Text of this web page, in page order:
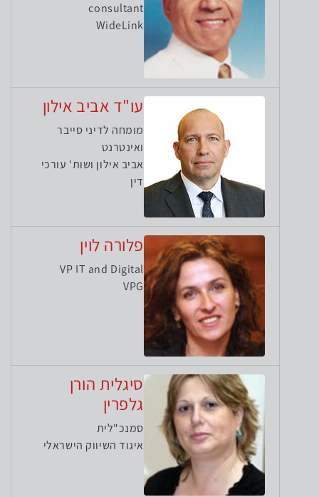
consultant
WideLink
עו"ד אביב אילון
מומחה לדיני סייבר
ואינטרנט
אביב אילון ושות' עורכי
דין
פלורה לוין
VP IT and Digital
VPG
סיגלית הורן
גלפרין
סמנכ"לית
איגוד השיווק הישראלי